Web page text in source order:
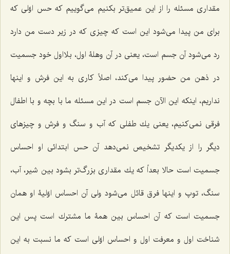
مقدارى مسئله را از این عمیق‌تر بكنیم مى‌گوییم که حس اوّلى كه
براى من پیدا مى‌شود این است كه چیزى كه در زیر دست من دارد
رد مى‌شود آن جسم است، یعنی در آن وهلۀ اول، بلااول خود جسمیت
در ذهن من حضور پیدا مى‌كند، اصلاً كارى به این فرش و اینها
نداریم، اینكه این الآن جسم است در این مسئله ما با بچه و با اطفال
فرقى نمى‌كنیم، یعنی یك طفلى كه آب و سنگ و فرش و چیز‌های
دیگر را از یکدیگر تشخیص نمى‌دهد آن حس ابتدائى او احساس
جسمیت است حالا بعداً که یك مقدارى بزرگ‌تر بشود بین شیر، آب،
سنگ، توپ و اینها فرق قائل می‌شود ولى آن احساس اوّلیۀ او همان
جسمیت است که آن احساس بین همۀ ما مشترك است پس این
شناخت اول و معرفت اول و احساس اوّلى است كه ما نسبت به این